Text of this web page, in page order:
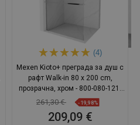
(4)
Mexen Kioto+ преграда за душ с
рафт Walk-in 80 x 200 cm,
прозрачна, хром - 800-080-121-
01-00
261,30 € -19,98%
209,09 €